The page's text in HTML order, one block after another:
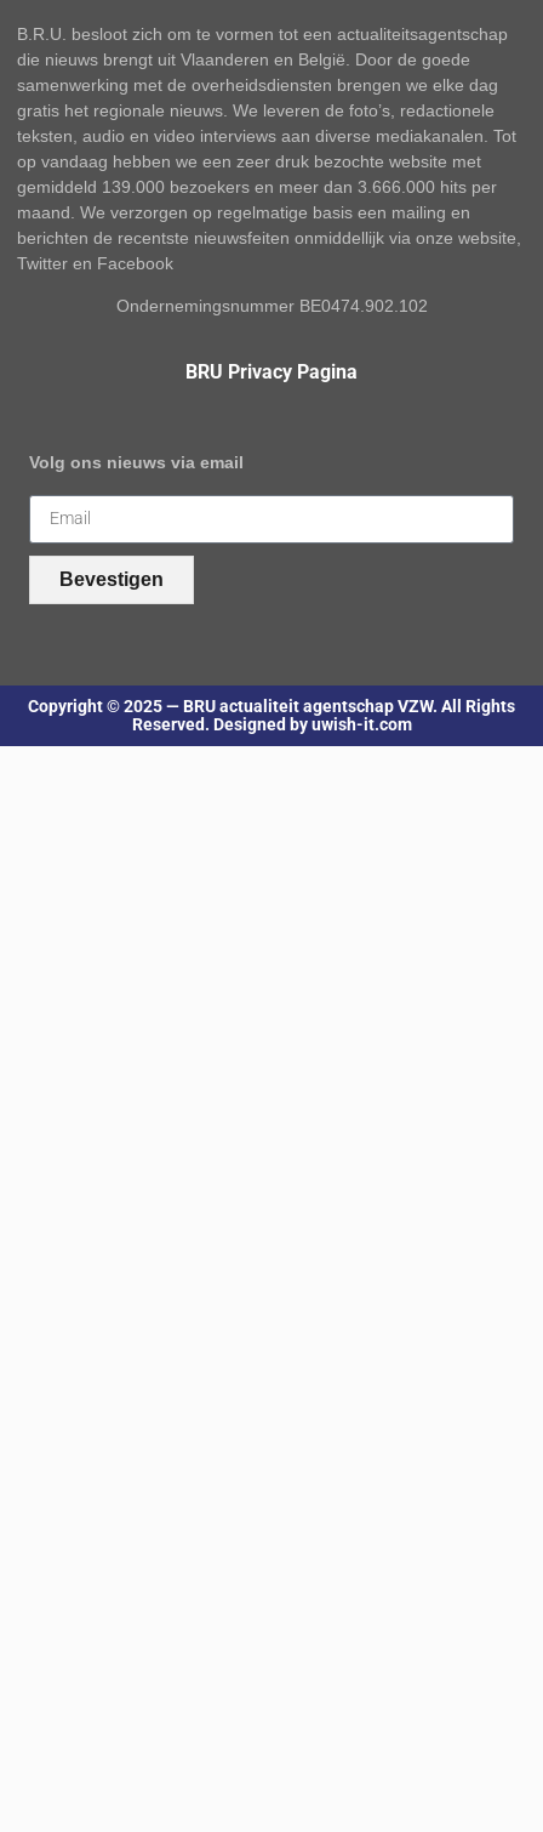
B.R.U. besloot zich om te vormen tot een actualiteitsagentschap
die nieuws brengt uit Vlaanderen en België. Door de goede
samenwerking met de overheidsdiensten brengen we elke dag
gratis het regionale nieuws. We leveren de foto’s, redactionele
teksten, audio en video interviews aan diverse mediakanalen. Tot
op vandaag hebben we een zeer druk bezochte website met
gemiddeld 139.000 bezoekers en meer dan 3.666.000 hits per
maand. We verzorgen op regelmatige basis een mailing en
berichten de recentste nieuwsfeiten onmiddellijk via onze website,
Twitter en Facebook
Ondernemingsnummer BE0474.902.102
BRU Privacy Pagina
Volg ons nieuws via email
Bevestigen
Copyright © 2025 — BRU actualiteit agentschap VZW. All Rights
Reserved. Designed by uwish-it.com